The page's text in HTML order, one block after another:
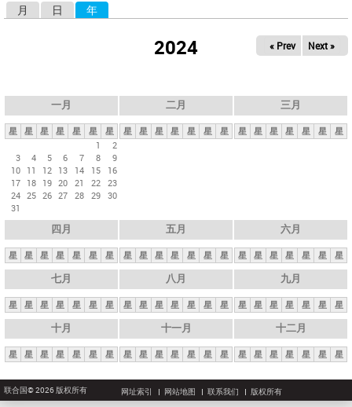
月 日 年
2024 « Prev Next »
一月
星 星 星 星 星 星
星
1
2
3
4 5 6 7 8
9
10 11 12 13 14 15
16
17 18 19 20 21 22 23
24 25 26 27 28 29 30
31
二月
星 星 星 星 星 星 星
三月
星 星 星 星 星 星 星
四月
星 星 星 星 星 星 星
五月
星 星 星 星 星 星 星
六月
星 星 星 星 星 星 星
七月
星 星 星 星 星 星 星
八月
星 星 星 星 星 星 星
九月
星 星 星 星 星 星 星
十月
星 星 星 星 星 星 星
十一月
星 星 星 星 星 星 星
十二月
星 星 星 星 星 星 星
联合国© 2026 版权所有 网址索引 网站地图 联系我们 版权所有